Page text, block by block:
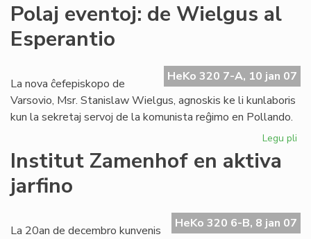
Polaj eventoj: de Wielgus al
Esperantio
HeKo 320 7-A, 10 jan 07
La nova ĉefepiskopo de
Varsovio, Msr. Stanislaw Wielgus, agnoskis ke li kunlaboris
kun la sekretaj servoj de la komunista reĝimo en Pollando.
Legu pli
al
Institut Zamenhof en aktiva
jarfino
HeKo 320 6-B, 8 jan 07
La 20an de decembro kunvenis